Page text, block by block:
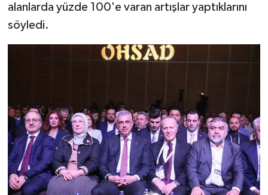
alanlarda yüzde 100'e varan artışlar yaptıklarını
söyledi.